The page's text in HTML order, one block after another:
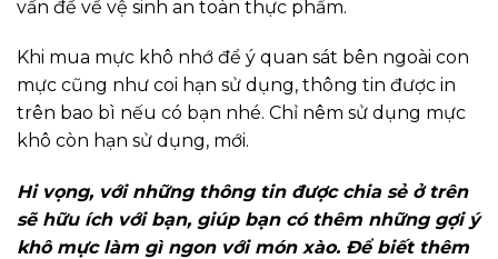
vấn đề về vệ sinh an toàn thực phẩm.
Khi mua mực khô nhớ để ý quan sát bên ngoài con
mực cũng như coi hạn sử dụng, thông tin được in
trên bao bì nếu có bạn nhé. Chỉ nêm sử dụng mực
khô còn hạn sử dụng, mới.
Hi vọng, với những thông tin được chia sẻ ở trên
sẽ hữu ích với bạn, giúp bạn có thêm những gợi ý
khô mực làm gì ngon với món xào. Để biết thêm